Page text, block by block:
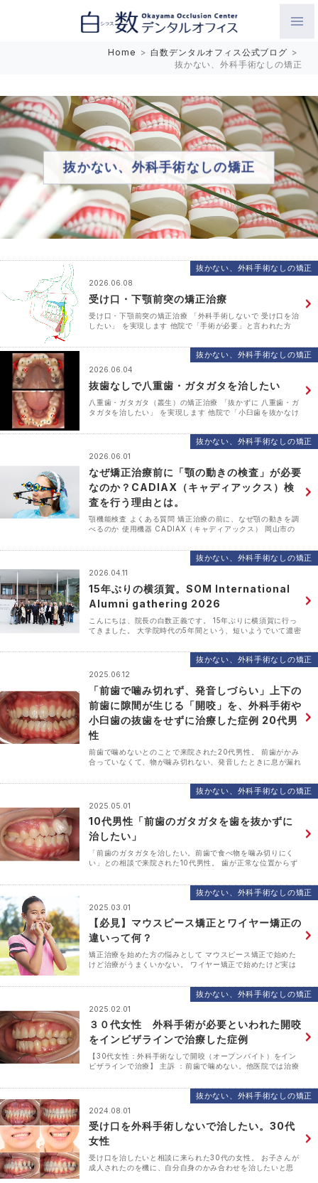
み合わせを考えたインプラントと矯正歯科
Home > 白数デンタルオフィス公式ブログ >
抜かない、外科手術なしの矯正
抜かない、外科手術なしの矯正
2026.06.08
受け口・下顎前突の矯正治療
受け口・下顎前突の矯正治療 「外科手術しないで 受け口を治
したい」 を実現します 他院で「手術が必要」と言われた方
性受け口でも可能な限り外科手術なしの矯正治療を提･･･
抜かない、外科手術なしの矯正
2026.06.04
抜歯なしで八重歯・ガタガタを治したい
八重歯・ガタガタ（叢生）の矯正治療 「抜かずに 八重歯・ガ
タガタを治したい」 を実現します 他院で「小臼歯を抜かなけ
山市北区）では、 重度の叢生・八重歯でも可能な限･･･
抜かない、外科手術なしの矯正
2026.06.01
なぜ矯正治療前に「顎の動きの検査」が必要
なのか？CADIAX（キャディアックス）検
査を行う理由とは。
顎機能検査 よくある質問 矯正治療の前に、なぜ顎の動きを調
べるのか 使用機器 CADIAX（キャディアックス） 岡山市の
んに顎機能検査を実施しています。なぜこの検査･･･
抜かない、外科手術なしの矯正
2026.04.11
15年ぶりの横須賀。SOM International
Alumni gathering 2026
こんにちは、院長の白数正義です。 15年ぶりに横須賀に行っ
てきました。 大学院時代の5年間という、短いようでいて濃密
ェック先生の哲学を学んだ弟子たちが、桜咲く日本に･･･
抜かない、外科手術なしの矯正
2025.06.12
「前歯で噛み切れず、発音しづらい」上下の
前歯に隙間が生じる「開咬」を、外科手術や
小臼歯の抜歯をせずに治療した症例 20代男
性
前歯で噛めないとのことで来院された20代男性。 前歯がかみ
合っていなくて、物が噛み切れない、発音したときに息が漏れ
つくかの歯科医院で相談したところ、外科手術しない･･･
抜かない、外科手術なしの矯正
2025.05.01
10代男性「前歯のガタガタを歯を抜かずに
治したい」
「前歯のガタガタを治したい。前歯で食べ物を噛み切りにく
い」との相談で来院された10代男性。 歯が正常な位置からず
の前歯を中心に認められました。 また、骨格的に下顎が･･･
抜かない、外科手術なしの矯正
2025.03.01
【必見】マウスピース矯正とワイヤー矯正の
違いって何？
矯正治療を始めた方の悩みとして マウスピース矯正で始めた
けど治療がうまくいかない。 ワイヤー矯正で始めたけど実は
見を耳にします。 治療前には必ず「マウスピース矯正」･･･
抜かない、外科手術なしの矯正
2025.02.01
３０代女性 外科手術が必要といわれた開咬
をインビザラインで治療した症例
【30代女性：外科手術なしで開咬（オープンバイト）をイン
ビザラインで治療】 主訴 ：前歯で噛めない。他医院では治療
インによるアライナー矯正 抜歯の有無：第3大臼歯（･･･
抜かない、外科手術なしの矯正
2024.08.01
受け口を外科手術しないで治したい。30代
女性
受け口を治したいと相談に来られた30代の女性。 お子さんが
成人されたのを機に、自分自身のかみ合わせを治したいと思
抜かない、外科手術なしの矯正